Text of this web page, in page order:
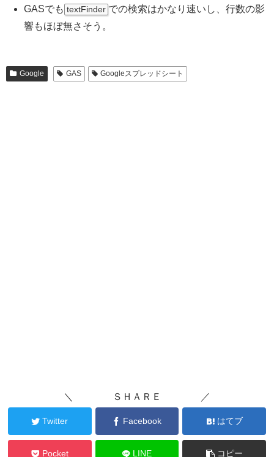
GASでも textFinder での検索はかなり速いし、行数の影
響もほぼ無さそう。
Google GAS Googleスプレッドシート
＼ ＳＨＡＲＥ ／
Twitter Facebook はてブ
Pocket LINE コピー